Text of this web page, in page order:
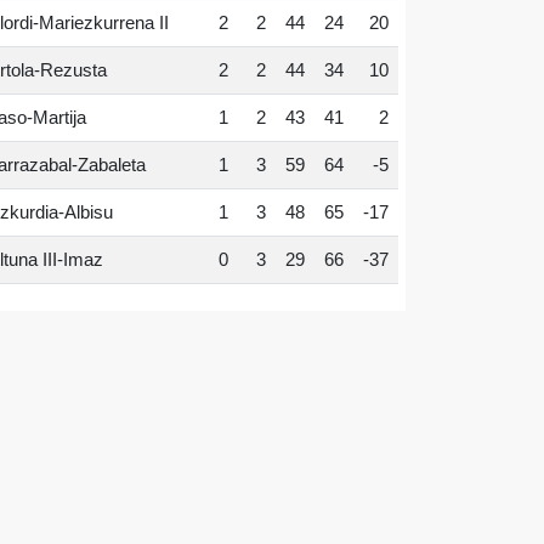
Mariezkurrena II 2 2 44 24 20
Rezusta 2 2 44 34 10
Martija 1 2 43 41 2
Zabaleta 1 3 59 64 -5
Albisu 1 3 48 65 -17
III-Imaz 0 3 29 66 -37